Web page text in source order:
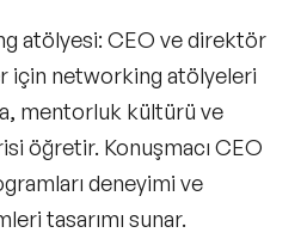
atölyesi: CEO ve direktör
için networking atölyeleri
mentorluk kültürü ve
öğretir. Konuşmacı CEO
deneyimi ve
tasarımı sunar.
Uzman Konuşmacılar
Uzman ve
Uzman